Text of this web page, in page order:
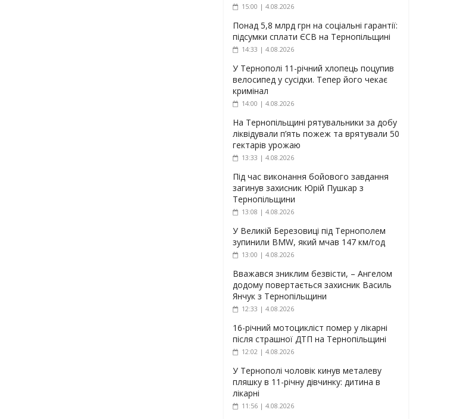
15:00 | 4.08.2026
Понад 5,8 млрд грн на соціальні гарантії:
підсумки сплати ЄСВ на Тернопільщині
14:33 | 4.08.2026
У Тернополі 11-річний хлопець поцупив
велосипед у сусідки. Тепер його чекає
кримінал
14:00 | 4.08.2026
На Тернопільщині рятувальники за добу
ліквідували п’ять пожеж та врятували 50
гектарів урожаю
13:33 | 4.08.2026
Під час виконання бойового завдання
загинув захисник Юрій Пушкар з
Тернопільщини
13:08 | 4.08.2026
У Великій Березовиці під Тернополем
зупинили BMW, який мчав 147 км/год
13:00 | 4.08.2026
Вважався зниклим безвісти, – Ангелом
додому повертається захисник Василь
Янчук з Тернопільщини
12:33 | 4.08.2026
16-річний мотоцикліст помер у лікарні
після страшної ДТП на Тернопільщині
12:02 | 4.08.2026
У Тернополі чоловік кинув металеву
пляшку в 11-річну дівчинку: дитина в
лікарні
11:56 | 4.08.2026